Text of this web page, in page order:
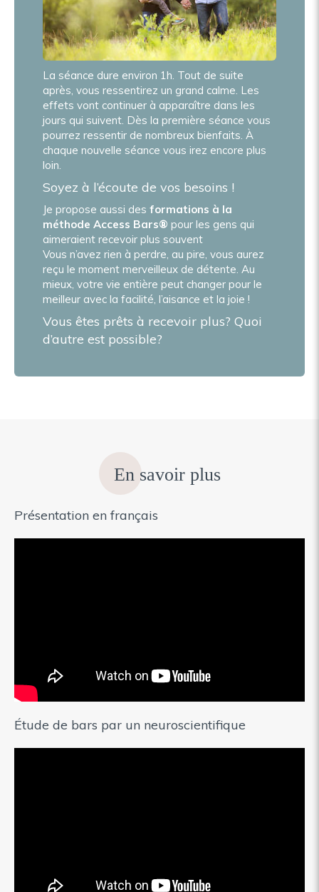
La séance dure environ 1h. Tout de suite
après, vous ressentirez un grand calme. Les
effets vont continuer à apparaître dans les
jours qui suivent. Dès la première séance vous
pourrez ressentir de nombreux bienfaits. À
chaque nouvelle séance vous irez encore plus
loin.
Soyez à l’écoute de vos besoins !
Je propose aussi des formations à la
méthode Access Bars® pour les gens qui
aimeraient recevoir plus souvent
Vous n’avez rien à perdre, au pire, vous aurez
reçu le moment merveilleux de détente. Au
mieux, votre vie entière peut changer pour le
meilleur avec la facilité, l’aisance et la joie !
Vous êtes prêts à recevoir plus? Quoi
d’autre est possible?
En savoir plus
Présentation en français
Étude de bars par un neuroscientifique